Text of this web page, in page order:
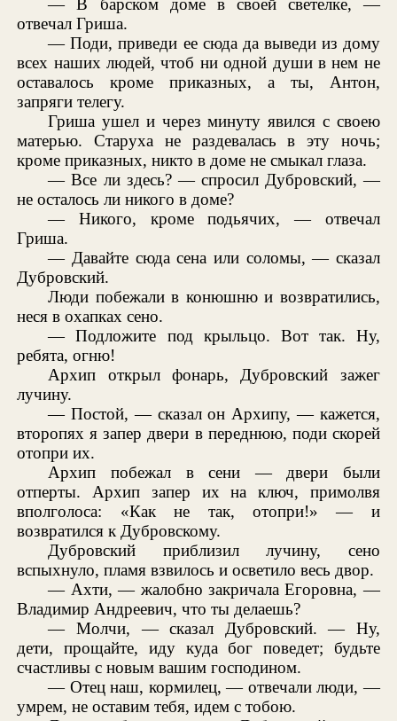
— В барском доме в своей светелке, —
отвечал Гриша.
— Поди, приведи ее сюда да выведи из дому
всех наших людей, чтоб ни одной души в нем не
оставалось кроме приказных, а ты, Антон,
запряги телегу.
Гриша ушел и через минуту явился с своею
матерью. Старуха не раздевалась в эту ночь;
кроме приказных, никто в доме не смыкал глаза.
— Все ли здесь? — спросил Дубровский, —
не осталось ли никого в доме?
— Никого, кроме подьячих, — отвечал
Гриша.
— Давайте сюда сена или соломы, — сказал
Дубровский.
Люди побежали в конюшню и возвратились,
неся в охапках сено.
— Подложите под крыльцо. Вот так. Ну,
ребята, огню!
Архип открыл фонарь, Дубровский зажег
лучину.
— Постой, — сказал он Архипу, — кажется,
второпях я запер двери в переднюю, поди скорей
отопри их.
Архип побежал в сени — двери были
отперты. Архип запер их на ключ, примолвя
вполголоса: «Как не так, отопри!» — и
возвратился к Дубровскому.
Дубровский приблизил лучину, сено
вспыхнуло, пламя взвилось и осветило весь двор.
— Ахти, — жалобно закричала Егоровна, —
Владимир Андреевич, что ты делаешь?
— Молчи, — сказал Дубровский. — Ну,
дети, прощайте, иду куда бог поведет; будьте
счастливы с новым вашим господином.
— Отец наш, кормилец, — отвечали люди, —
умрем, не оставим тебя, идем с тобою.